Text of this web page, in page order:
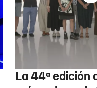
La 44ª edición